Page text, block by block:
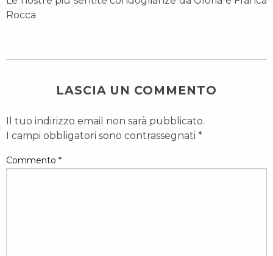
Rocca
LASCIA UN COMMENTO
Il tuo indirizzo email non sarà pubblicato.
I campi obbligatori sono contrassegnati *
Commento *